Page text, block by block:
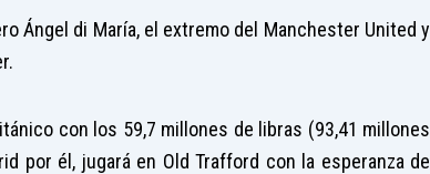
Ángel di María, el extremo del Manchester United y
con los 59,7 millones de libras (93,41 millones
por él, jugará en Old Trafford con la esperanza de